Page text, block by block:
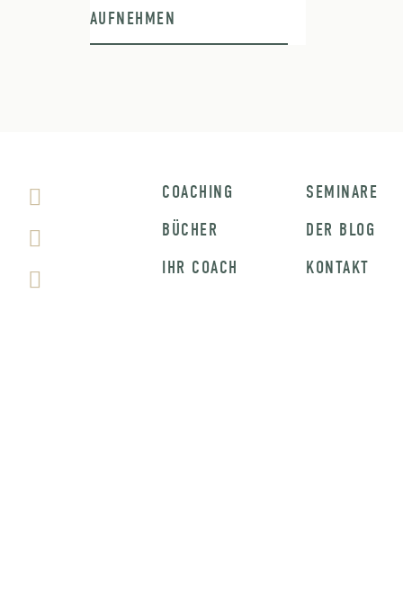
AUFNEHMEN
COACHING
BÜCHER
IHR COACH
SEMINARE
DER BLOG
KONTAKT